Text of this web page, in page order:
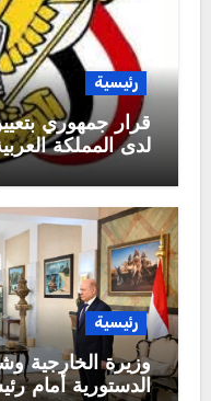
رئيسية
قرار جمهوري
لدى المملكة
رئيسية
وزيرة الخارجية
الدستورية أمام